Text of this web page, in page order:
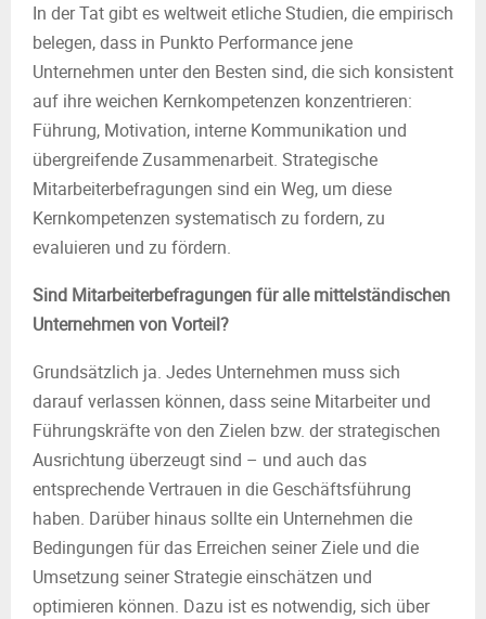
In der Tat gibt es weltweit etliche Studien, die empirisch
belegen, dass in Punkto Performance jene
Unternehmen unter den Besten sind, die sich konsistent
auf ihre weichen Kernkompetenzen konzentrieren:
Führung, Motivation, interne Kommunikation und
übergreifende Zusammenarbeit. Strategische
Mitarbeiterbefragungen sind ein Weg, um diese
Kernkompetenzen systematisch zu fordern, zu
evaluieren und zu fördern.
Sind Mitarbeiterbefragungen für alle mittelständischen
Unternehmen von Vorteil?
Grundsätzlich ja. Jedes Unternehmen muss sich
darauf verlassen können, dass seine Mitarbeiter und
Führungskräfte von den Zielen bzw. der strategischen
Ausrichtung überzeugt sind – und auch das
entsprechende Vertrauen in die Geschäftsführung
haben. Darüber hinaus sollte ein Unternehmen die
Bedingungen für das Erreichen seiner Ziele und die
Umsetzung seiner Strategie einschätzen und
optimieren können. Dazu ist es notwendig, sich über